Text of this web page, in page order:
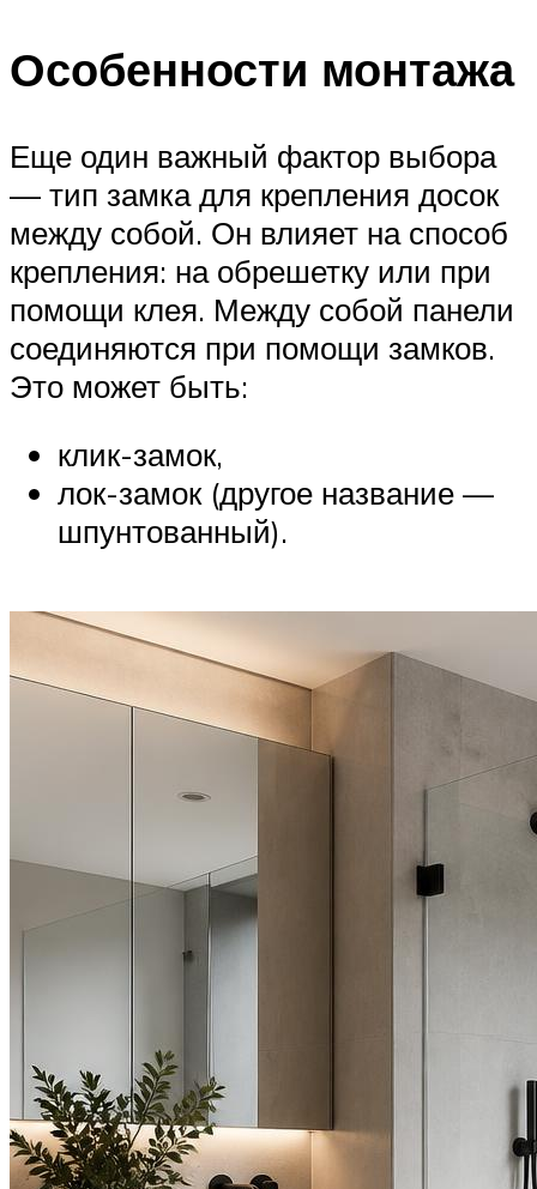
Особенности монтажа
Еще один важный фактор выбора
— тип замка для крепления досок
между собой. Он влияет на способ
крепления: на обрешетку или при
помощи клея. Между собой панели
соединяются при помощи замков.
Это может быть:
клик-замок,
лок-замок (другое название —
шпунтованный).